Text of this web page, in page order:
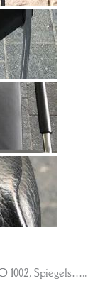
Spiegels…..